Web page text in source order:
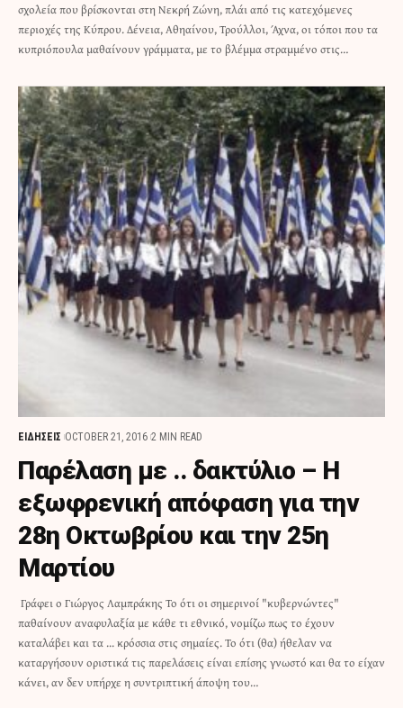
σχολεία που βρίσκονται στη Νεκρή Ζώνη, πλάι από τις κατεχόμενες
περιοχές της Κύπρου. Δένεια, Αθηαίνου, Τρούλλοι, Άχνα, οι τόποι που τα
κυπριόπουλα μαθαίνουν γράμματα, με το βλέμμα στραμμένο στις…
ΕΙΔΗΣΕΙΣ OCTOBER 21, 2016 2 MIN READ
Παρέλαση με .. δακτύλιο – Η
εξωφρενική απόφαση για την
28η Οκτωβρίου και την 25η
Μαρτίου
Γράφει ο Γιώργος Λαμπράκης Το ότι οι σημερινοί "κυβερνώντες"
παθαίνουν αναφυλαξία με κάθε τι εθνικό, νομίζω πως το έχουν
καταλάβει και τα ... κρόσσια στις σημαίες. Το ότι (θα) ήθελαν να
καταργήσουν οριστικά τις παρελάσεις είναι επίσης γνωστό και θα το είχαν
κάνει, αν δεν υπήρχε η συντριπτική άποψη του…